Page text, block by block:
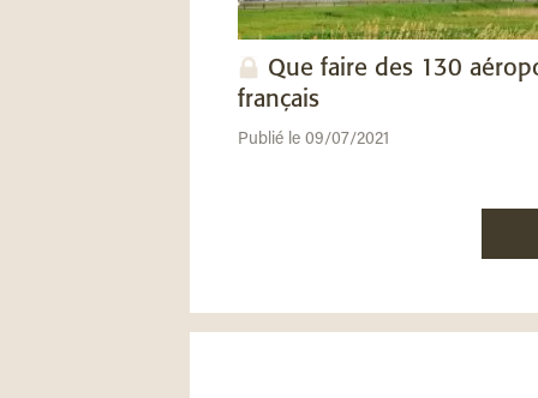
Que faire des 130
français
Publié le 09/07/2021